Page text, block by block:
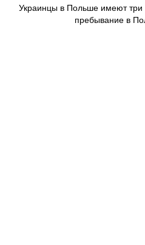
Украинцы в Польше имеют три
пребывание в